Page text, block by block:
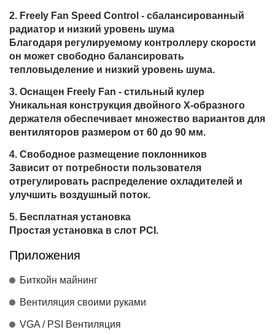
Freely Fan Speed Control - сбалансированный
радиатор и низкий уровень шума
Благодаря регулируемому контроллеру скорости
он может свободно балансировать
тепловыделение и низкий уровень шума.
Оснащен Freely Fan - стильный кулер
Уникальная конструкция двойного X-образного
держателя обеспечивает множество вариантов для
вентиляторов размером от 60 до 90 мм.
Свободное размещение поклонников
Зависит от потребности пользователя
отрегулировать распределение охладителей и
улучшить воздушный поток.
Бесплатная установка
Простая установка в слот PCI.
Приложения
Биткойн майнинг
Вентиляция своими руками
VGA / PSI Вентиляция